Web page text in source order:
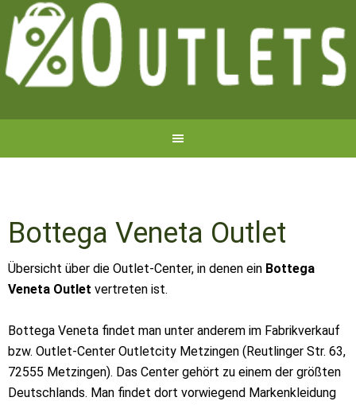
Bottega Veneta Outlet
Übersicht über die Outlet-Center, in denen ein Bottega
Veneta Outlet vertreten ist.
Bottega Veneta findet man unter anderem im Fabrikverkauf
bzw. Outlet-Center Outletcity Metzingen (Reutlinger Str. 63,
72555 Metzingen). Das Center gehört zu einem der größten
Deutschlands. Man findet dort vorwiegend Markenkleidung